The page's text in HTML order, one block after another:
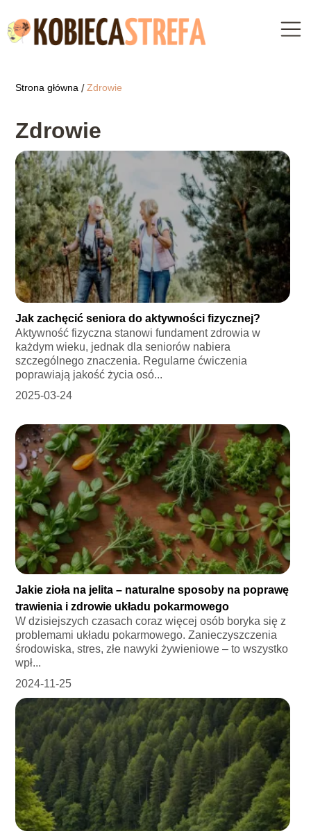
Strona główna /Zdrowie
Zdrowie
Jak zachęcić seniora do aktywności fizycznej?
Aktywność fizyczna stanowi fundament zdrowia w
każdym wieku, jednak dla seniorów nabiera
szczególnego znaczenia. Regularne ćwiczenia
poprawiają jakość życia osó...
2025-03-24
Jakie zioła na jelita – naturalne sposoby na poprawę
trawienia i zdrowie układu pokarmowego
W dzisiejszych czasach coraz więcej osób boryka się z
problemami układu pokarmowego. Zanieczyszczenia
środowiska, stres, złe nawyki żywieniowe – to wszystko
wpł...
2024-11-25